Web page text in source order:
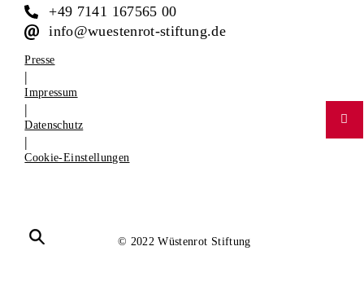
+49 7141 167565 00
info@wuestenrot-stiftung.de
Presse
|
Impressum
|
Datenschutz
|
Cookie-Einstellungen
© 2022 Wüstenrot Stiftung